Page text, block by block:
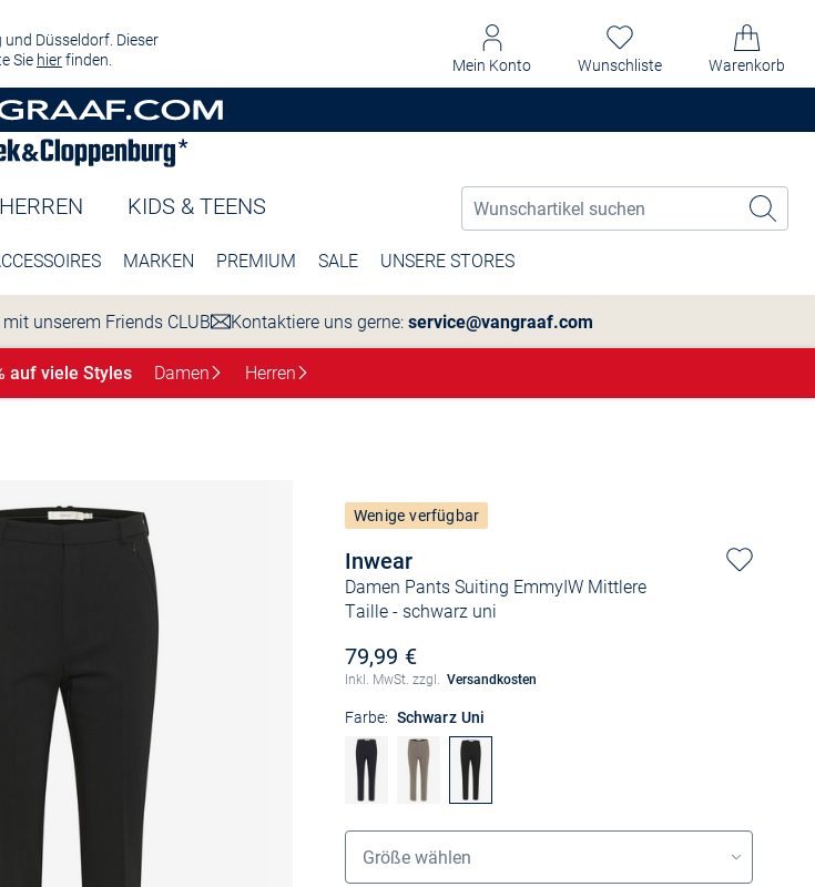
Düsseldorf. Dieser
Sie hierfinden. Mein Konto Wunschliste Warenkorb
HERREN KIDS & TEENS
MARKEN PREMIUM SALE UNSERE STORES
unserem Friends CLUB Kontaktiere uns gerne: service@vangraaf.com
auf viele Styles Damen Herren
Inwear
Damen Pants Suiting EmmyIW Mittlere
Taille- schwarz uni
Wenige verfügbar
79,99 €
Inkl. MwSt. zzgl. Versandkosten
Farbe: Schwarz Uni
Größenauswahl
Größe wählen